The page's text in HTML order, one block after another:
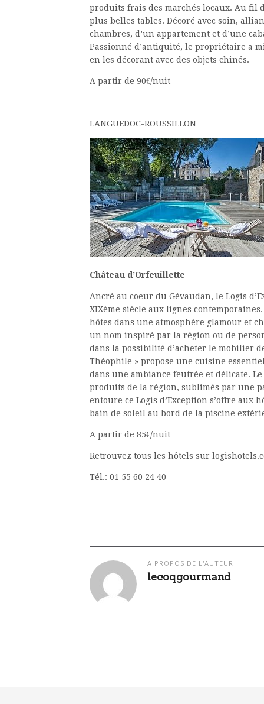
produits frais des marchés locaux. Au fil
plus belles tables. Décoré avec soin,
chambres, d’un appartement et d’une
Passionné d’antiquité, le propriétaire a
en les décorant avec des objets chinés.
A partir de 90€/nuit
LANGUEDOC-ROUSSILLON
Château d’Orfeuillette
Ancré au coeur du Gévaudan, le Logis
XIXème siècle aux lignes
hôtes dans une atmosphère glamour et
un nom inspiré par la région ou de
dans la possibilité d’acheter le mobilier
Théophile » propose une cuisine
dans une ambiance feutrée et délicate.
produits de la région, sublimés par une
entoure ce Logis d’Exception s’offre
bain de soleil au bord de la piscine
A partir de 85€/nuit
Retrouvez tous les hôtels sur
Tél.: 01 55 60 24 40
A PROPOS DE L'AUTEUR
lecoqgourmand